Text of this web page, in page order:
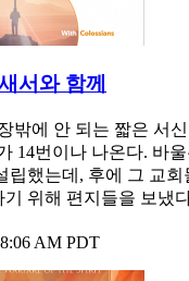
서와 함께
밖에 안 되는 짧은 서
14번이나 나온다. 바
립했는데, 후에 그 교회
위해 편지들을 보냈
AM PDT